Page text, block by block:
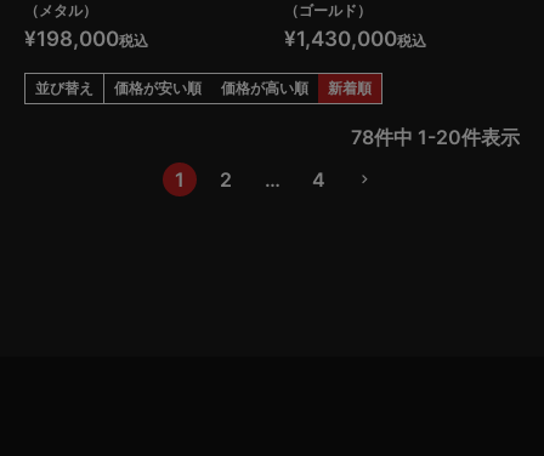
（メタル）
¥198,000税込
（ゴールド）
¥1,430,000税込
並び替え 価格が安い順 価格が高い順 新着順
78件中 1-20件表示
1
2 … 4